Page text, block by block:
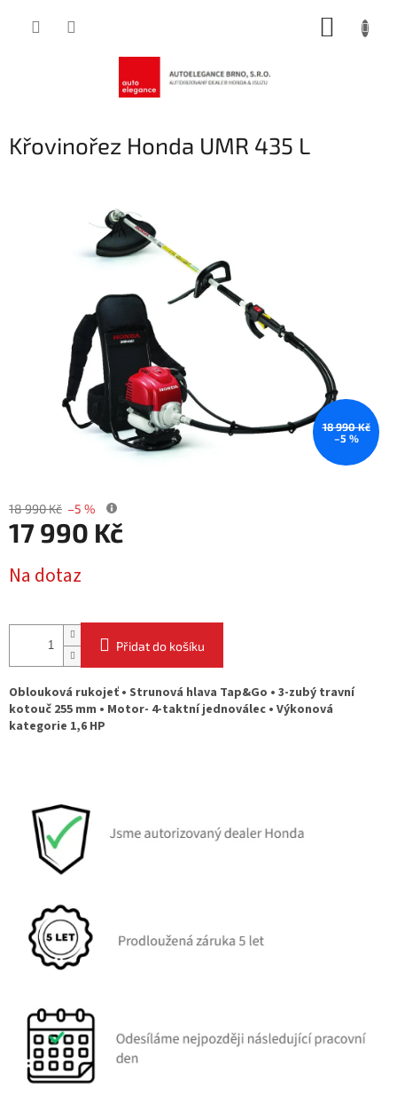
Křovinořez Honda UMR 435 L
18 990 Kč
–5 %
18 990 Kč –5 %
17 990 Kč
cena:
Na dotaz
Přidat do košíku
Oblouková rukojeť • Strunová hlava Tap&Go • 3-zubý travní
kotouč 255 mm • Motor- 4-taktní jednoválec • Výkonová
kategorie 1,6 HP